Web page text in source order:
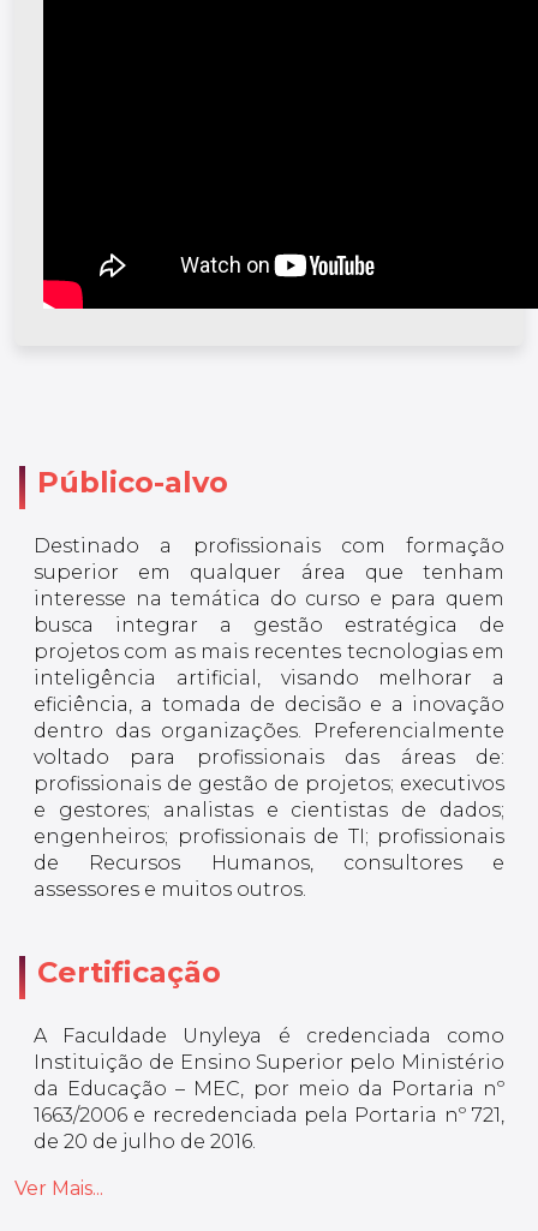
Público-alvo
Destinado a profissionais com formação
superior em qualquer área que tenham
interesse na temática do curso e para quem
busca integrar a gestão estratégica de
projetos com as mais recentes tecnologias em
inteligência artificial, visando melhorar a
eficiência, a tomada de decisão e a inovação
dentro das organizações. Preferencialmente
voltado para profissionais das áreas de:
profissionais de gestão de projetos; executivos
e gestores; analistas e cientistas de dados;
engenheiros; profissionais de TI; profissionais
de Recursos Humanos, consultores e
assessores e muitos outros.
Certificação
A Faculdade Unyleya é credenciada como
Instituição de Ensino Superior pelo Ministério
da Educação – MEC, por meio da Portaria nº
1663/2006 e recredenciada pela Portaria nº 721,
de 20 de julho de 2016.
Ver Mais...